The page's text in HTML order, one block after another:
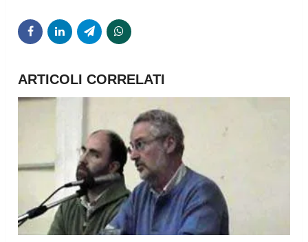
ARTICOLI CORRELATI